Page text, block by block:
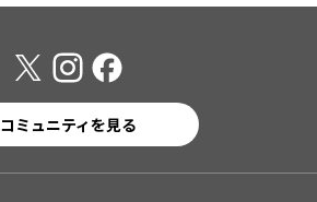
コミュニティを見る